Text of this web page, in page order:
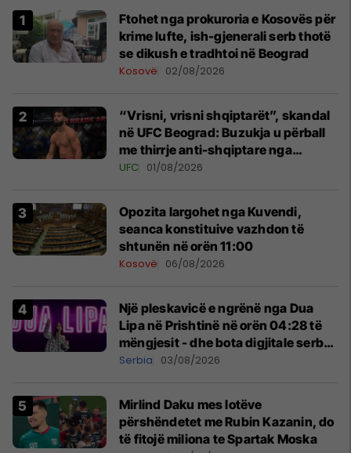
Ftohet nga prokuroria e Kosovës për
krime lufte, ish-gjenerali serb thotë
se dikush e tradhtoi në Beograd
Kosovë 02/08/2026
“Vrisni, vrisni shqiptarët”, skandal
në UFC Beograd: Buzukja u përball
me thirrje anti-shqiptare nga
tribunat
UFC 01/08/2026
Opozita largohet nga Kuvendi,
seanca konstituive vazhdon të
shtunën në orën 11:00
Kosovë 06/08/2026
Një pleskavicë e ngrënë nga Dua
Lipa në Prishtinë në orën 04:28 të
mëngjesit - dhe bota digjitale serbe
shpall gjendjen e luftës
Serbia 03/08/2026
Mirlind Daku mes lotëve
përshëndetet me Rubin Kazanin, do
të fitojë miliona te Spartak Moska